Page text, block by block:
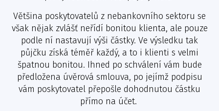
Většina poskytovatelů z nebankovního sektoru se
však nějak zvlášť neřídí bonitou klienta, ale pouze
podle ní nastavují výši částky. Ve výsledku tak
půjčku získá téměř každý, a to i klienti s velmi
špatnou bonitou. Ihned po schválení vám bude
předložena úvěrová smlouva, po jejímž podpisu
vám poskytovatel přepošle dohodnutou částku
přímo na účet.